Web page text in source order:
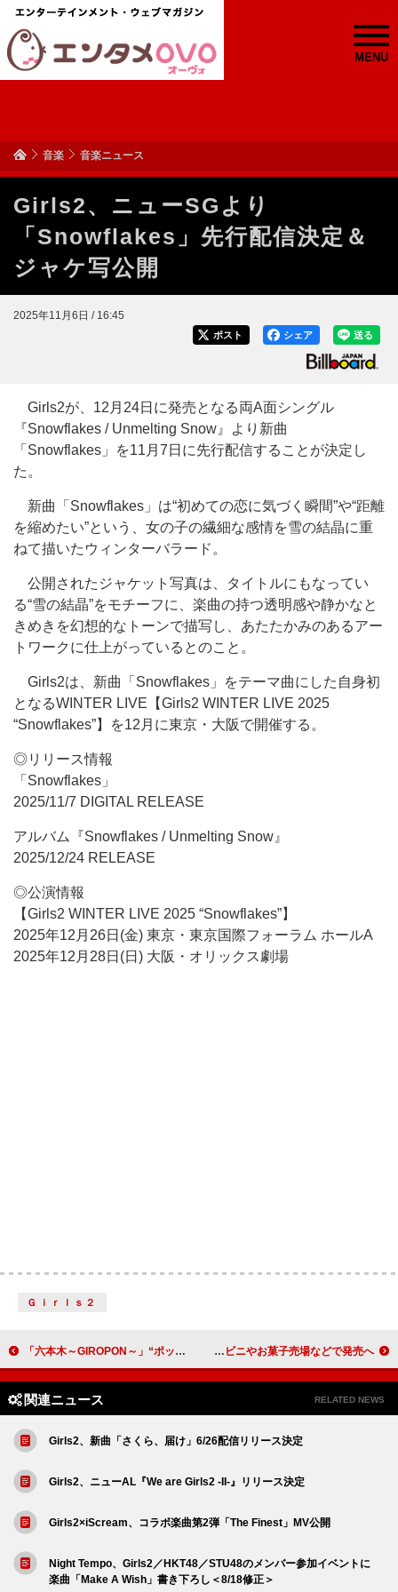
MENU
音楽 音楽ニュース
Girls2、ニューSGより
「Snowflakes」先行配信決定＆
ジャケ写公開
2025年11月6日 / 16:45
送る
シェア
ポスト
Girls2が、12月24日に発売となる両A面シングル
『Snowflakes / Unmelting Snow』より新曲
「Snowflakes」を11月7日に先行配信することが決定し
た。
新曲「Snowflakes」は“初めての恋に気づく瞬間”や“距離
を縮めたい”という、女の子の繊細な感情を雪の結晶に重
ねて描いたウィンターバラード。
公開されたジャケット写真は、タイトルにもなってい
る“雪の結晶”をモチーフに、楽曲の持つ透明感や静かなと
きめきを幻想的なトーンで描写し、あたたかみのあるアー
トワークに仕上がっているとのこと。
Girls2は、新曲「Snowflakes」をテーマ曲にした自身初
となるWINTER LIVE【Girls2 WINTER LIVE 2025
“Snowflakes”】を12月に東京・大阪で開催する。
◎リリース情報
「Snowflakes」
2025/11/7 DIGITAL RELEASE
アルバム『Snowflakes / Unmelting Snow』
2025/12/24 RELEASE
◎公演情報
【Girls2 WINTER LIVE 2025 “Snowflakes”】
2025年12月26日(金) 東京・東京国際フォーラム ホールA
2025年12月28日(日) 大阪・オリックス劇場
Ｇｉｒｌｓ２
「六本木～GIROPON～」“ポッポ”の鼠先輩、新曲「Tick Tock（チクタク）」配信＆MV公開 TWICE公式キャラの『TWICE LOVELYS グミ＆チャーム ポーチつき』、コンビニやお菓子売場などで発売へ
関連ニュース RELATED NEWS
Girls2、新曲「さくら、届け」6/26配信リリース決定
Girls2、ニューAL『We are Girls2 -II-』リリース決定
Girls2×iScream、コラボ楽曲第2弾「The Finest」MV公開
Night Tempo、Girls2／HKT48／STU48のメンバー参加イベントに
楽曲「Make A Wish」書き下ろし＜8/18修正＞